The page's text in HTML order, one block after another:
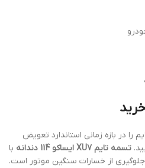
در بازه زمانی استاندارد تعویض
تسمه تایم XU7 ایساکو 114 دندانه
با
جلوگیری از خسارات سنگین موتور است.